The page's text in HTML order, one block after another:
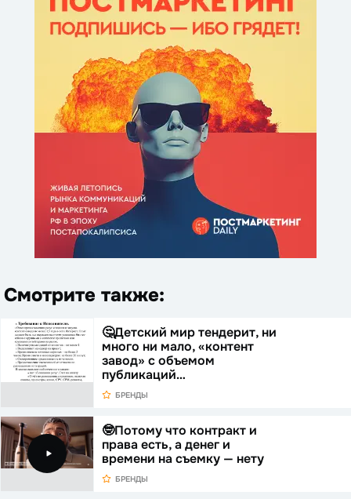
Смотрите также:
🤔Детский мир тендерит, ни
много ни мало, «контент
завод» с объемом
публикаций…
БРЕНДЫ
🤓Потому что контракт и
права есть, а денег и
времени на съемку — нету
БРЕНДЫ